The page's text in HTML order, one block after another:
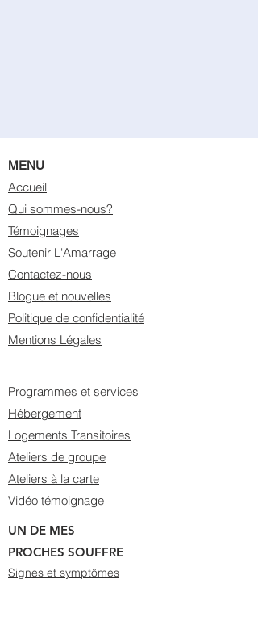
MENU
Accueil
Qui sommes-nous?
Témoignages
Soutenir L'Amarrage
Contactez-nous
Blogue et nouvelles
Politique de confidentialité
Mentions Légales
Programmes et services
Hébergement
Logements Transitoires
Ateliers de groupe
Ateliers à la carte
Vidéo témoignage
UN DE MES
PROCHES SOUFFRE
Signes et symptômes